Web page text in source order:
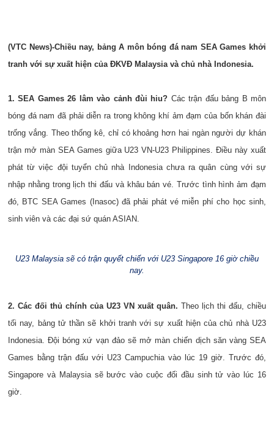
(VTC News)-Chiều nay, bảng A môn bóng đá nam SEA Games khởi
tranh với sự xuất hiện của ĐKVĐ Malaysia và chủ nhà Indonesia.
1. SEA Games 26 lâm vào cảnh đùi hiu? Các trận đấu bảng B môn
bóng đá nam đã phải diễn ra trong không khí ảm đạm của bốn khán đài
trống vắng. Theo thống kê, chỉ có khoảng hơn hai ngàn người dự khán
trận mở màn SEA Games giữa U23 VN-U23 Philippines. Điều này xuất
phát từ việc đội tuyển chủ nhà Indonesia chưa ra quân cùng với sự
nhập nhằng trong lịch thi đấu và khâu bán vé. Trước tình hình ảm đạm
đó, BTC SEA Games (Inasoc) đã phải phát vé miễn phí cho học sinh,
sinh viên và các đại sứ quán ASIAN.
U23 Malaysia sẽ có trận quyết chiến với U23 Singapore 16 giờ chiều
nay.
2. Các đối thủ chính của U23 VN xuất quân. Theo lịch thi đấu, chiều
tối nay, bảng tử thần sẽ khởi tranh với sự xuất hiện của chủ nhà U23
Indonesia. Đội bóng xứ vạn đảo sẽ mở màn chiến dịch săn vàng SEA
Games bằng trận đấu với U23 Campuchia vào lúc 19 giờ. Trước đó,
Singapore và Malaysia sẽ bước vào cuộc đối đầu sinh tử vào lúc 16
giờ.